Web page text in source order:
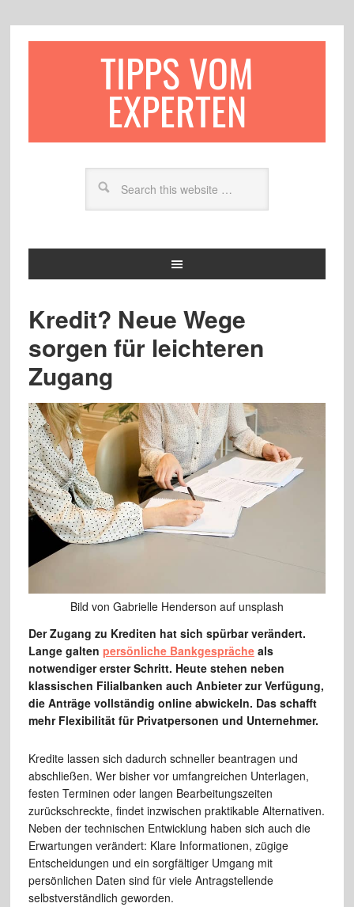
TIPPS VOM
EXPERTEN
Kredit? Neue Wege
sorgen für leichteren
Zugang
Bild von Gabrielle Henderson auf unsplash
Der Zugang zu Krediten hat sich spürbar verändert.
Lange galten persönliche Bankgesprächeals
notwendiger erster Schritt. Heute stehen neben
klassischen Filialbanken auch Anbieter zur Verfügung,
die Anträge vollständig online abwickeln. Das schafft
mehr Flexibilität für Privatpersonen und Unternehmer.
Kredite lassen sich dadurch schneller beantragen und
abschließen. Wer bisher vor umfangreichen Unterlagen,
festen Terminen oder langen Bearbeitungszeiten
zurückschreckte, findet inzwischen praktikable Alternativen.
Neben der technischen Entwicklung haben sich auch die
Erwartungen verändert: Klare Informationen, zügige
Entscheidungen und ein sorgfältiger Umgang mit
persönlichen Daten sind für viele Antragstellende
selbstverständlich geworden.